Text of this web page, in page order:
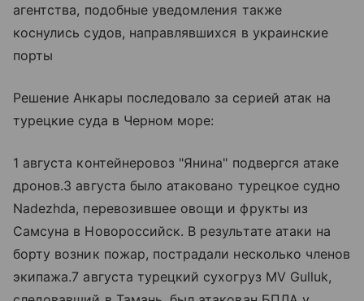
агентства, подобные уведомления также
коснулись судов, направлявшихся в украинские
порты
Решение Анкары последовало за серией атак на
турецкие суда в Черном море:
1 августа контейнеровоз "Янина" подвергся атаке
дронов.3 августа было атаковано турецкое судно
Nadezhda, перевозившее овощи и фрукты из
Самсуна в Новороссийск. В результате атаки на
борту возник пожар, пострадали несколько членов
экипажа.7 августа турецкий сухогруз MV Gulluk,